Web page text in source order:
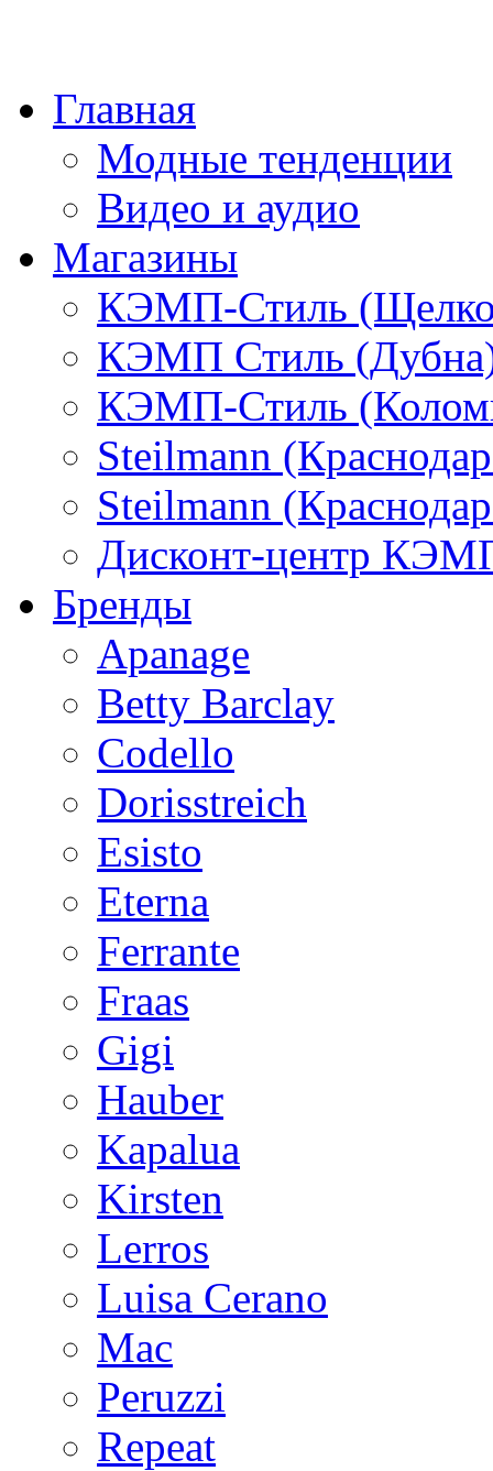
Главная
Модные тенденции
Видео и аудио
Магазины
КЭМП-Стиль
КЭМП Стиль
КЭМП-Стиль
Steilmann
Steilmann
Дисконт-центр
Бренды
Apanage
Betty Barclay
Codello
Dorisstreich
Esisto
Eterna
Ferrante
Fraas
Gigi
Hauber
Kapalua
Kirsten
Lerros
Luisa Cerano
Mac
Peruzzi
Repeat